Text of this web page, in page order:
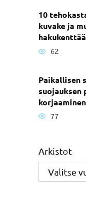
10
kuvake ja
62
Paikallisen
suojauksen
77
Arkistot